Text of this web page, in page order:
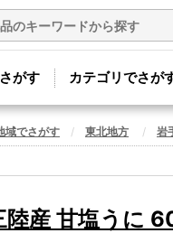
がす カテゴリでさが
域でさがす 東北地方 岩
陸産 甘塩うに